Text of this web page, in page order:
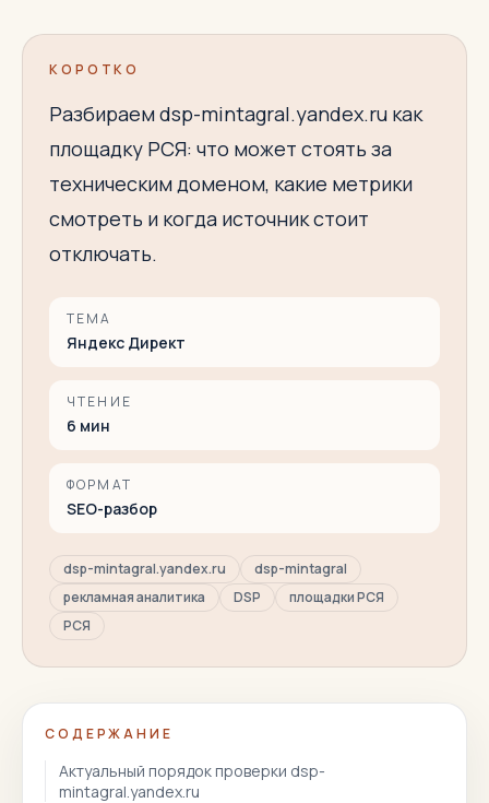
КОРОТКО
Разбираем dsp-mintagral.yandex.ru как
площадку РСЯ: что может стоять за
техническим доменом, какие метрики
смотреть и когда источник стоит
отключать.
ТЕМА
Яндекс Директ
ЧТЕНИЕ
6 мин
ФОРМАТ
SEO-разбор
dsp-mintagral.yandex.ru
dsp-mintagral
рекламная аналитика
DSP
площадки РСЯ
РСЯ
СОДЕРЖАНИЕ
Актуальный порядок проверки dsp-
mintagral.yandex.ru